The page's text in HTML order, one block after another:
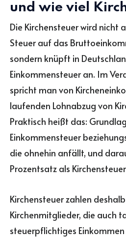
und wie viel
Die Kirchensteuer wird nicht
Steuer auf das
sondern knüpft in
Einkommensteuer an. Im
spricht man von
laufenden Lohnabzug von
Praktisch heißt das:
Einkommensteuer
die ohnehin anfällt, und
Prozentsatz als
Kirchensteuer zahlen
Kirchenmitglieder, die auch
steuerpflichtiges